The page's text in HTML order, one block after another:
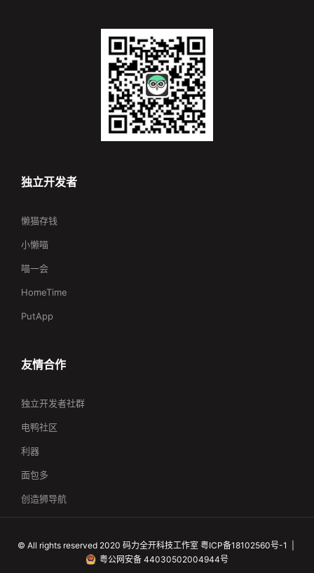
独立开发者
懒猫存钱
小懒喵
喵一会
HomeTime
PutApp
友情合作
独立开发者社群
电鸭社区
利器
面包多
创造狮导航
© All rights reserved 2020 码力全开科技工作室 粤ICP备18102560号-1 |
粤公网安备 44030502004944号